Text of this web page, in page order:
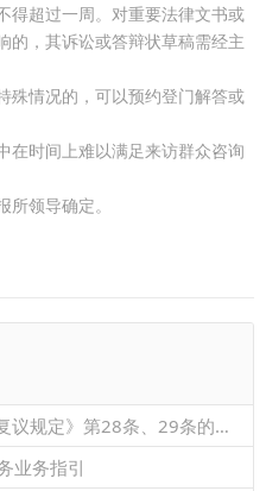
超过一周。对重要法律文书或
的，其诉讼或答辩状草稿需经主
情况的，可以预约登门解答或
时间上难以满足来访群众咨询
领导确定。
众成案例|最高法《执行异议复议规定》第28条、29条的关系
业务指引